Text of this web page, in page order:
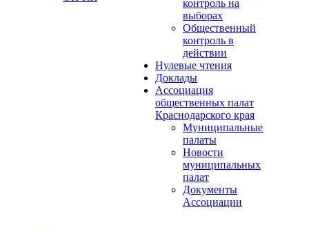
контроль на
выборах
Общественный
контроль в
действии
Нулевые чтения
Доклады
Ассоциация
общественных палат
Краснодарского края
Муниципальные
палаты
Новости
муниципальных
палат
Документы
Ассоциации